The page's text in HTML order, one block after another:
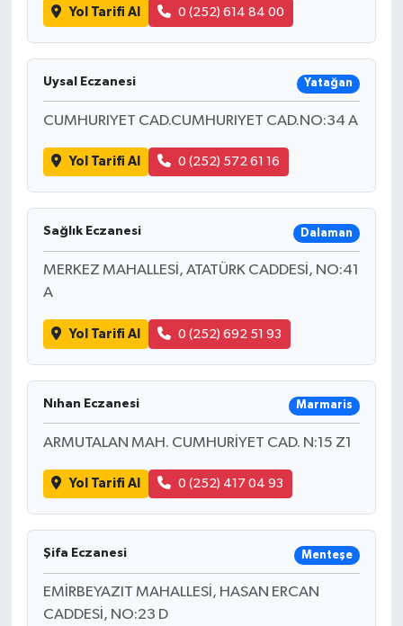
Yol Tarifi Al 0 (252) 614 84 00
Uysal Eczanesi Yatağan
CUMHURIYET CAD.CUMHURIYET CAD.NO:34 A
Yol Tarifi Al 0 (252) 572 61 16
Sağlık Eczanesi Dalaman
MERKEZ MAHALLESİ, ATATÜRK CADDESİ, NO:41
A
Yol Tarifi Al 0 (252) 692 51 93
Nıhan Eczanesi Marmaris
ARMUTALAN MAH. CUMHURİYET CAD. N:15 Z1
Yol Tarifi Al 0 (252) 417 04 93
Şifa Eczanesi Menteşe
EMİRBEYAZIT MAHALLESİ, HASAN ERCAN
CADDESİ, NO:23 D